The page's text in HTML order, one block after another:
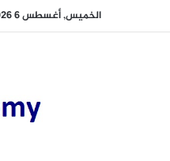
الخميس, أغسطس 6 2026